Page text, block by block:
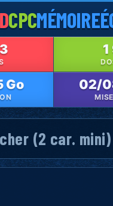
CPCMÉMOIRE
Go 02/